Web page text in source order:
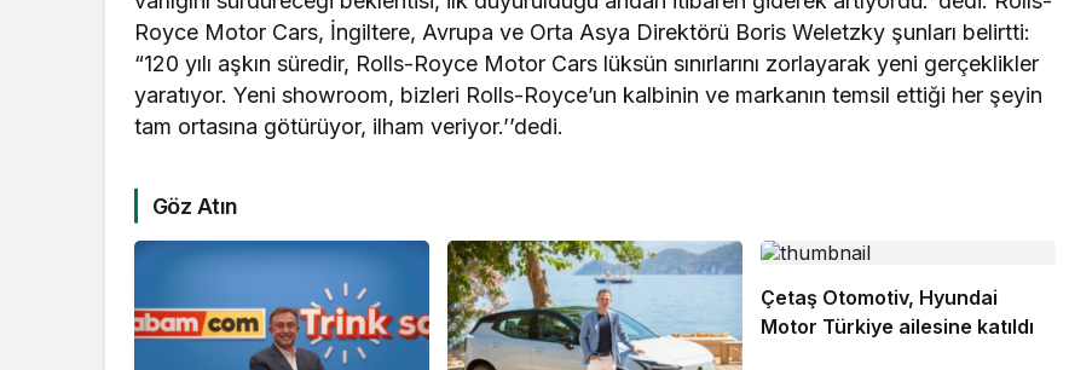
Royce Motor Cars, İngiltere, Avrupa ve Orta Asya Direktörü Boris Weletzky şunları belirtti:
“120 yılı aşkın süredir, Rolls-Royce Motor Cars lüksün sınırlarını zorlayarak yeni gerçeklikler
yaratıyor. Yeni showroom, bizleri Rolls-Royce’un kalbinin ve markanın temsil ettiği her şeyin
tam ortasına götürüyor, ilham veriyor.’’dedi.
Göz Atın
Çetaş Otomotiv, Hyundai
Motor Türkiye ailesine katıldı